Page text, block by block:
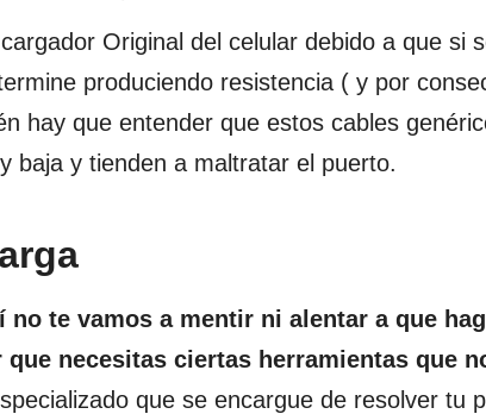
Original del celular debido a que si
produciendo resistencia ( y por
hay que entender que estos cables
baja y tienden a maltratar el puerto.
no te vamos a mentir ni alentar a que
necesitas ciertas herramientas que
que se encargue de resolver tu